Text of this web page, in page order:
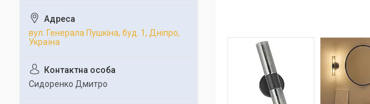
вул. Генерала Пушкіна, буд. 1, Дніпро,
Україна
Сидоренко Дмитро